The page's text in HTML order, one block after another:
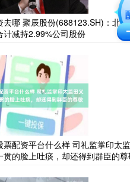
去哪 聚辰股份(688123.SH)：北
计减持2.99%公司股份
票配资平台什么样 司礼监掌印太
贯的脸上吐痰，却还得到群臣的尊